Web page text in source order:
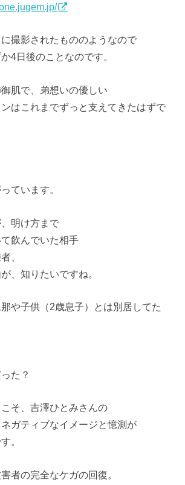
撮影されたもののようなので
4日後のことなのです。
肌で、弟想いの優しい
はこれまでずっと支えてきたはずで
ています。
明け方まで
飲んでいた相手
、
、知りたいですね。
や子供（2歳息子）とは別居してた
た？
そ、吉澤ひとみさんの
ガティブなイメージと憶測が
。
者の完全なケガの回復。